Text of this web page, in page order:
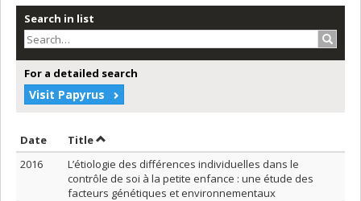
Search in list
For a detailed search
Visit Papyrus
Date Sort by date in ascending order
TitleSort by title in ascending order
2016
L’étiologie des différences individuelles dans le
contrôle de soi à la petite enfance : une étude des
facteurs génétiques et environnementaux